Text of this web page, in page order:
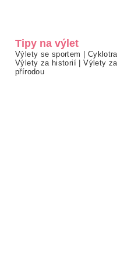
Tipy na výlet
Výlety se sportem |
Výlety za historií |Výlety
přírodou